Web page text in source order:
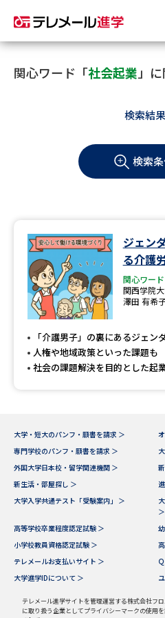
資料請求
大学・短大の資料種類から請求
過去問題集
大学・短大以外の資料から請求
専門学校の資料請求
留学・進学関連、塾・予備校
高等学校（情報）教員資格認定
試験
大学で学べる内容や特徴を調
新増設大学・学部・学科特集
関心ワード「社会起業 」
検索結果
検索
ジェン
る介護
関心ワー
関西学院
澤田 有希
「介護男子」の裏にあるジェン
人権や地域政策といった課題も
社会の課題解決を目的とした起
大学・短大のパンフ・願書を請求 ＞
専門学校のパンフ・願書を請求 ＞
外国大学日本校・留学関連機関 ＞
新生活・部屋探し ＞
大学入学共通テスト「受験案内」 ＞
＞
高等学校卒業程度認定試験 ＞
小学校教員資格認定試験 ＞
テレメールお支払いサイト ＞
大学進学IDについて ＞
テレメール進学サイトを管理運営する株式会社フ
に取り扱う企業としてプライバシーマークの使用を